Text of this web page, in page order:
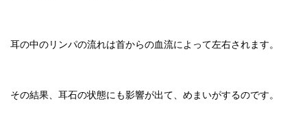
耳の中のリンパの流れは首からの血流によって左右されます。
その結果、耳石の状態にも影響が出て、めまいがするのです。